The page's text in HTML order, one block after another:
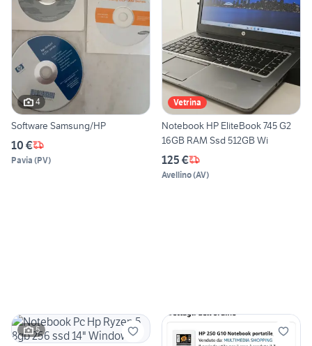
4
Software Samsung/HP
10 €
Pavia (PV)
Vetrina
Notebook HP EliteBook 745 G2
16GB RAM Ssd 512GB Wi
125 €
Avellino(AV)
5